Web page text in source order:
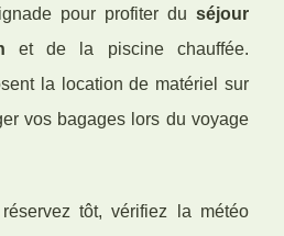
pour profiter du séjour
et de la piscine chauffée.
la location de matériel sur
vos bagages lors du voyage
réservez tôt, vérifiez la météo